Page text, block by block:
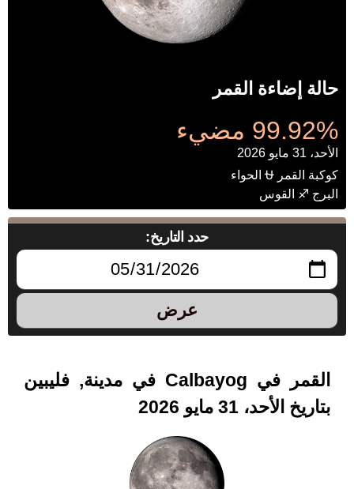
حالة إضاءة القمر
99.92% مضيء
الأحد، 31 مايو 2026
كوكبة القمر ⛎ الحواء
البرج ♐ القوس
حدد التاريخ:
عرض
القمر في Calbayog في مدينة, فليبين
بتاريخ الأحد، 31 مايو 2026